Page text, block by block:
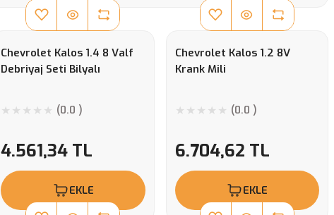
Chevrolet Kalos 1.4 8 Valf
Debriyaj Seti Bilyalı
(0.0 )
4.561,34 TL
EKLE
Chevrolet Kalos 1.2 8V
Krank Mili
(0.0 )
6.704,62 TL
EKLE